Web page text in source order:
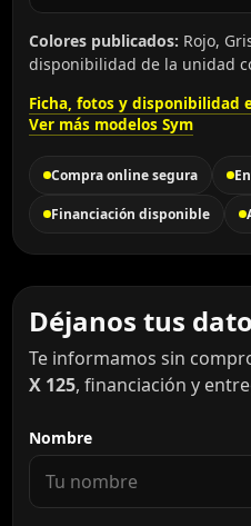
Colores publicados: Rojo,
disponibilidad de la unidad
Ficha, fotos y disponibilidad
Ver más modelos Sym
Compra online segura
Financiación disponible
Déjanos tus
Te informamos sin
X 125, financiación y
Nombre